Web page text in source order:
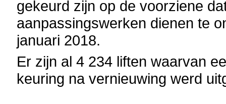
gekeurd zijn op de voorziene
aanpassingswerken dienen te
januari 2018.
Er zijn al 4 234 liften waarvan
keuring na vernieuwing werd